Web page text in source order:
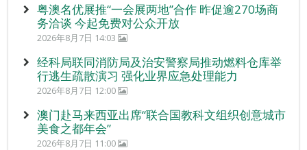
粤澳名优展推“一会展两地”合作 昨促逾270场商
务洽谈 今起免费对公众开放
2026年8月7日 14:03
经科局联同消防局及治安警察局推动燃料仓库举
行逃生疏散演习 强化业界应急处理能力
2026年8月7日 12:00
澳门赴马来西亚出席“联合国教科文组织创意城市
美食之都年会”
2026年8月7日 11:00